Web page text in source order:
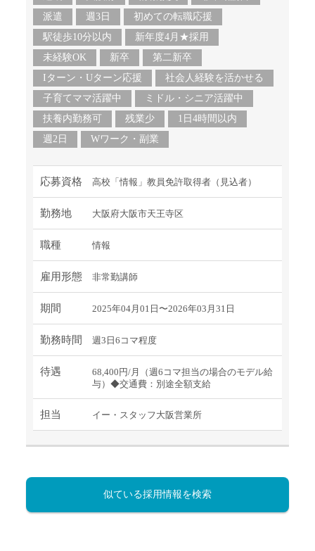
派遣
週3日
初めての転職応援
駅徒歩10分以内
新年度4月★採用
未経験OK
新卒
第二新卒
Iターン・Uターン応援
社会人経験を活かせる
子育てママ活躍中
ミドル・シニア活躍中
扶養内勤務可
残業少
1日4時間以内
週2日
Wワーク・副業
応募資格 高校「情報」教員免許取得者（見込者）
勤務地 大阪府大阪市天王寺区
職種 情報
雇用形態 非常勤講師
期間 2025年04月01日〜2026年03月31日
勤務時間 週3日6コマ程度
待遇
68,400円/月（週6コマ担当の場合のモデル給
与）◆交通費：別途全額支給
担当 イー・スタッフ大阪営業所
似ている採用情報を検索